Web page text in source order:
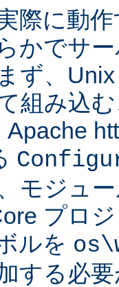
際に動
かでサ
ず、
組み込
モジュ
プロ
ルを
する必